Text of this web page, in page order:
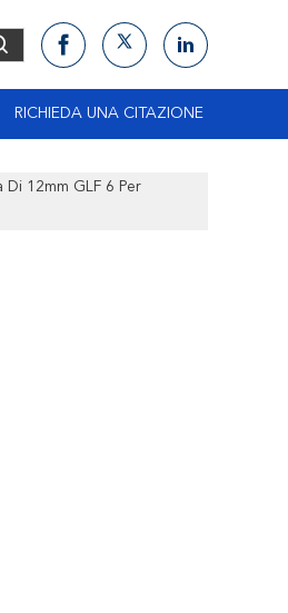
RICHIEDA UNA CITAZIONE
Di 12mm GLF 6 Per